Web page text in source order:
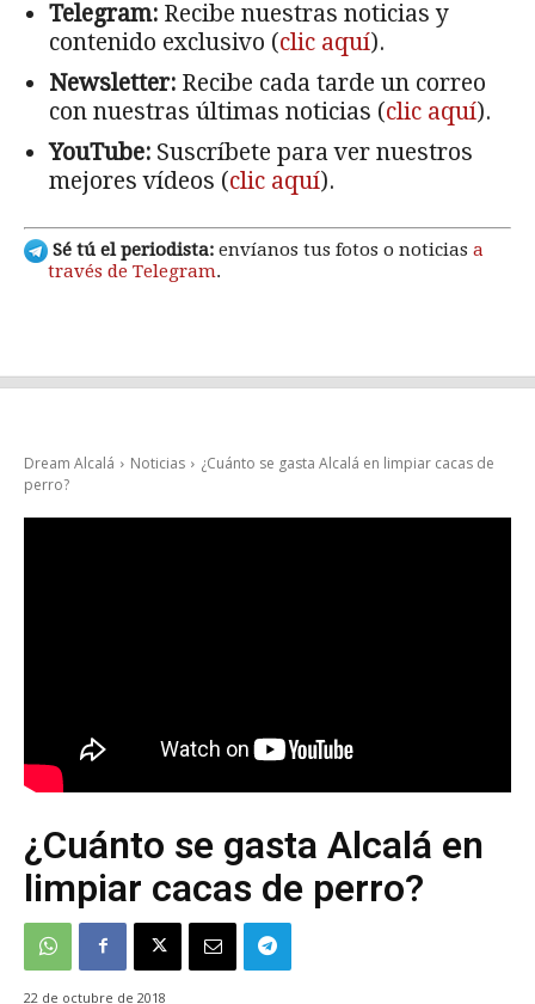
Telegram: Recibe nuestras noticias y
contenido exclusivo (clic aquí).
Newsletter: Recibe cada tarde un correo
con nuestras últimas noticias (clic aquí).
YouTube: Suscríbete para ver nuestros
mejores vídeos (clic aquí).
Sé tú el periodista: envíanos tus fotos o noticias a
través de Telegram.